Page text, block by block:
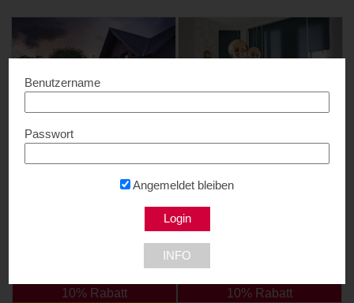
Sunkeeper
10% Rabatt 10% Rabatt
Benutzername
Passwort
Angemeldet bleiben
INFO